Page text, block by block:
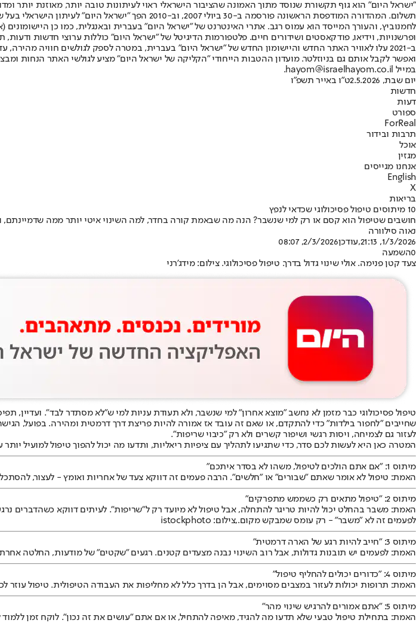
"ישראל היום" הוא גוף תקשורת שנוסד מתוך האמונה שהציבור הישראלי ראוי לעיתונות טובה יותר, מאוזנת יותר
תשלום. המהדורה המודפסת הראשונה פורסמה ב-30 ביולי
ופרשנויות, וידיאו, פודקאסטים ושידורים חיים. פלטפורמות הדיגיטל של "ישראל היום" כוללות ערוצי חדשות ודעות,
ב-2021 עלו לאוויר האתר החדש והיישומון החדש של "ישראל היום" בעברית, במטרה לספק לגולשים חוויה
ואפשר לקבל אותם גם בניוזלטר. מועדון ההטבות הייחודי "הקליקה של ישראל היום" מציע לגולשי האתר הנחות
במייל hayom@israelhayom.co.il.
יום שבת, 2.5.2026
ט"ו באייר תשפ"ו
חדשות
דעות
ספורט
ForReal
תרבות ובידור
אוכל
מגזין
אנחנו מגייסים
English
X
בריאות
10 מיתוסים טיפול פסיכולוגי שכדאי לנפץ
חושבים שטיפול הוא קסם או רק למי שנשבר? הנה מה שבאמת קורה בחדר, למה השינוי איטי יותר ממה שדמיינתם,
נאוה סילוורה
1/3/2026, 21:13
,עודכן2/3/2026, 08:07
0השמעה
צעד קטן פנימה. אולי שינוי גדול בדרך. טיפול פסיכולוגי. צילום: מידג'רני
טיפול פסיכולוגי כבר מזמן לא נחשב "מוצא אחרון" למי שנשבר, ולא תעודת עניות למי ש"לא מסתדר לבד".
שחייבים "לחפור בילדות" כדי להתקדם, או שאם זה עובד אז אמורה להיות פריצת דרך דרמטית ומהירה. בפועל,
לעזור גם לצמיחה, ויסות רגשי ושיפור קשרים ולא רק "כיבוי שריפות".
המטרה כאן היא לעשות לכם סדר, כדי שתגיעו לתהליך עם ציפיות ריאליות, ותדעו מה יכול להפוך טיפול למועיל יותר
מיתוס 1: "אם אתם הולכים לטיפול, משהו לא בסדר איתכם"
האמת: טיפול לא אומר שאתם "שבורים" או "חלשים". הרבה פעמים זה דווקא צעד של אחריות ואומץ - לעצור, להסתכל
מיתוס 2: "טיפול מתאים רק כשממש מתפרקים"
האמת: משבר בהחלט יכול להיות טריגר להתחלה, אבל טיפול לא מיועד רק ל"שריפות". לעיתים דווקא כשהדברים
לפעמים זה לא "משבר" - רק עומס שמבקש מקום.,צילום: istockphoto
מיתוס 3: "חייב להיות רגע של הארה דרמטית"
האמת: לפעמים יש תובנות גדולות, אבל רוב השינוי נבנה מצעדים קטנים. רגעים "שקטים" של מודעות, החלטה
מיתוס 4: "כדורים יכולים להחליף טיפול"
האמת: תרופות יכולות לעזור במצבים מסוימים, אבל הן בדרך כלל לא מחליפות את העבודה הטיפולית. טיפול עוזר
מיתוס 5: "אתם אמורים להרגיש שינוי מהר"
האמת: בתחילת טיפול טבעי שלא תדעו מה להגיד, מאיפה להתחיל, או אם אתם "עושים את זה נכון". לוקח זמן